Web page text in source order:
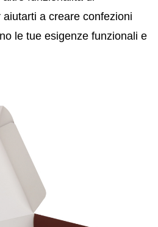
a creare confezioni
le tue esigenze funzionali e